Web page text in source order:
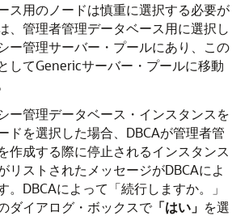
ス用のノードは慎重に選択する必要が
、管理者管理データベース用に選択し
ー管理サーバー・プールにあり、この
してGenericサーバー・プールに移動
ー管理データベース・インスタンスを
ドを選択した場合、DBCAが管理者管
作成する際に停止されるインスタンス
リストされたメッセージがDBCAによ
。DBCAによって「続行しますか。」
ダイアログ・ボックスで「はい」 を選